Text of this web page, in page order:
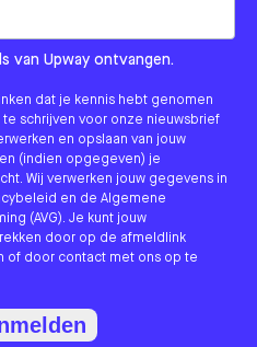
us?
van Upway ontvangen.
dat je kennis hebt genomen
schrijven voor onze nieuwsbrief
en opslaan van jouw
(indien opgegeven) je
Wij verwerken jouw gegevens in
en de Algemene
(AVG). Je kunt jouw
door op de afmeldlink
of door contact met ons op te